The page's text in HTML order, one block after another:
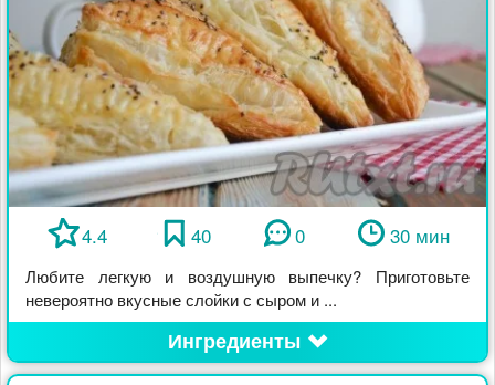
4.4 40 0 30 мин
Любите легкую и воздушную выпечку? Приготовьте
невероятно вкусные слойки с сыром и ...
Ингредиенты